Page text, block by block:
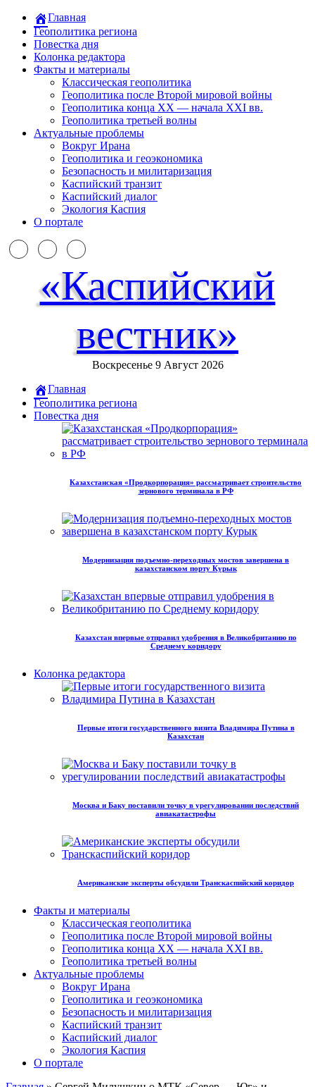
Главная
Геополитика региона
Повестка дня
Колонка редактора
Факты и материалы
Классическая геополитика
Геополитика после Второй мировой войны
Геополитика конца XX — начала XXI вв.
Геополитика третьей волны
Актуальные проблемы
Вокруг Ирана
Геополитика и геоэкономика
Безопасность и милитаризация
Каспийский транзит
Каспийский диалог
Экология Каспия
О портале
«Каспийский
вестник»
Воскресенье 9 Август 2026
Главная
Геополитика региона
Повестка дня
Казахстанская «Продкорпорация» рассматривает строительство
зернового терминала в РФ
Модернизация подъемно-переходных мостов завершена в
казахстанском порту Курык
Казахстан впервые отправил удобрения в Великобританию по
Среднему коридору
Колонка редактора
Первые итоги государственного визита Владимира Путина в
Казахстан
Москва и Баку поставили точку в урегулировании последствий
авиакатастрофы
Американские эксперты обсудили Транскаспийский коридор
Факты и материалы
Классическая геополитика
Геополитика после Второй мировой войны
Геополитика конца XX — начала XXI вв.
Геополитика третьей волны
Актуальные проблемы
Вокруг Ирана
Геополитика и геоэкономика
Безопасность и милитаризация
Каспийский транзит
Каспийский диалог
Экология Каспия
О портале